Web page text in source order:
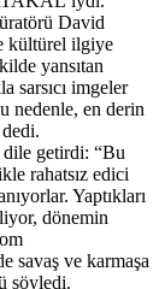
David
kültürel ilgiye
yansıtan
sarsıcı imgeler
nedenle, en derin
getirdi: “Bu
rahatsız edici
Yaptıkları
dönemin
savaş ve karmaşa
söyledi.